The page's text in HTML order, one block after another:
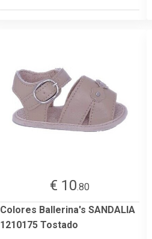
€ 10.80
Colores Ballerina's SANDALIA
1210175 Tostado